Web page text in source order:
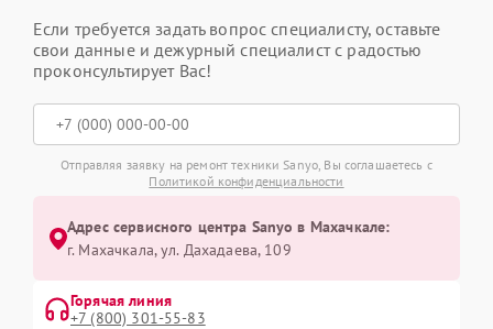
Если требуется задать вопрос специалисту, оставьте
свои данные и дежурный специалист с радостью
проконсультирует Вас!
Отправляя заявку на ремонт техники Sanyo, Вы соглашаетесь с
Политикой конфиденциальности
Адрес сервисного центра Sanyo в Махачкале:
г. Махачкала, ул. Дахадаева, 109
Горячая линия
+7 (800) 301-55-83